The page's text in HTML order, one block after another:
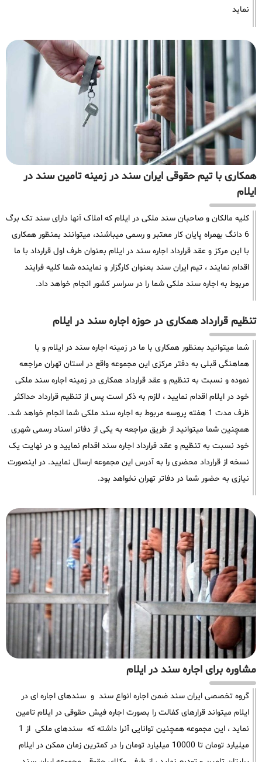
نماید
همکاری با تیم حقوقی ایران سند در زمینه تامین سند در
ایلام
کلیه مالکان و صاحبان سند ملکی در ایلام که املاک آنها دارای سند تک برگ
6 دانگ بهمراه پایان کار معتبر و رسمی میباشند، میتوانند بمنظور همکاری
با این مرکز و عقد قرارداد اجاره سند در ایلام بعنوان طرف اول قرارداد با ما
اقدام نمایند ، تیم ایران سند بعنوان کارگزار و نماینده شما کلیه فرایند
مربوط به اجاره سند ملکی شما را در سراسر کشور انجام خواهد داد.
تنظیم قرارداد همکاری در حوزه اجاره سند در ایلام
شما میتوانید بمنظور همکاری با ما در زمینه اجاره سند در ایلام و با
هماهنگی قبلی به دفتر مرکزی این مجموعه واقع در استان تهران مراجعه
نموده و نسبت به تنظیم و عقد قرارداد همکاری در زمینه اجاره سند ملکی
خود در ایلام اقدام نمایید ، لازم به ذکر است پس از تنظیم قرارداد حداکثر
ظرف مدت 1 هفته پروسه مربوط به اجاره سند ملکی شما انجام خواهد شد.
همچنین شما میتوانید از طریق مراجعه به یکی از دفاتر اسناد رسمی شهری
خود نسبت به تنظیم و عقد قرارداد اجاره سند اقدام نمایید و در نهایت یک
نسخه از قرارداد محضری را به آدرس این مجموعه ارسال نمایید. در اینصورت
نیازی به حضور شما در دفاتر تهران نخواهد بود.
مشاوره برای اجاره سند در ایلام
گروه تخصصی ایران سند ضمن اجاره انواع سند و سندهای اجاره ای در
ایلام میتواند قرارهای کفالت را بصورت اجاره فیش حقوقی در ایلام تامین
نماید ، این مجموعه همچنین توانایی آنرا داشته که سندهای ملکی از 1
میلیارد تومان تا 10000 میلیارد تومان را در کمترین زمان ممکن در ایلام